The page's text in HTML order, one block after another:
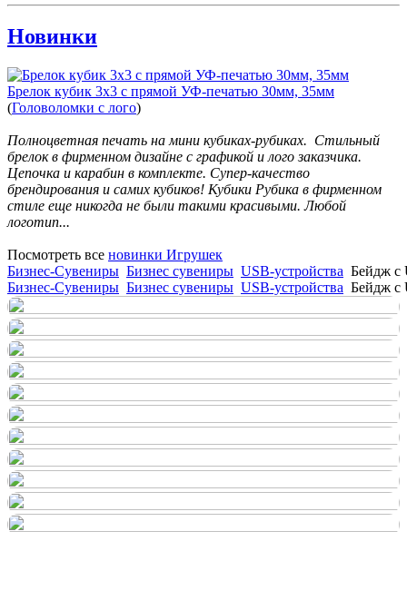
Новинки
Брелок кубик 3х3 с прямой УФ-печатью 30мм, 35мм
(Головоломки с лого)
Полноцветная печать на мини кубиках-рубиках. Стильный
брелок в фирменном дизайне с графикой и лого заказчика.
Цепочка и карабин в комплекте. Супер-качество
брендирования и самих кубиков! Кубики Рубика в фирменном
стиле еще никогда не были такими красивыми. Любой
логотип...
Посмотреть все новинки Игрушек
Бизнес-Сувениры Бизнес сувениры USB-устройства Бейдж с
Бизнес-Сувениры Бизнес сувениры USB-устройства Бейдж с